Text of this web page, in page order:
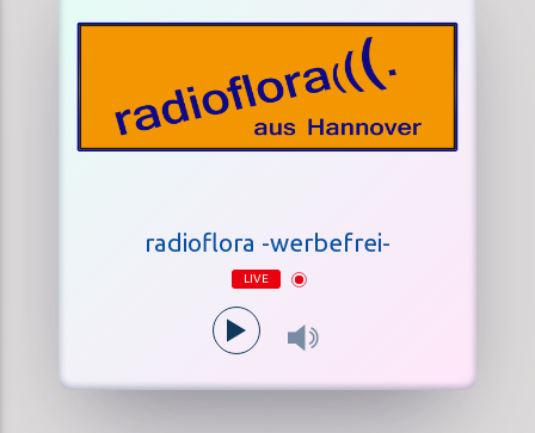
radioflora -werbefrei-
LIVE